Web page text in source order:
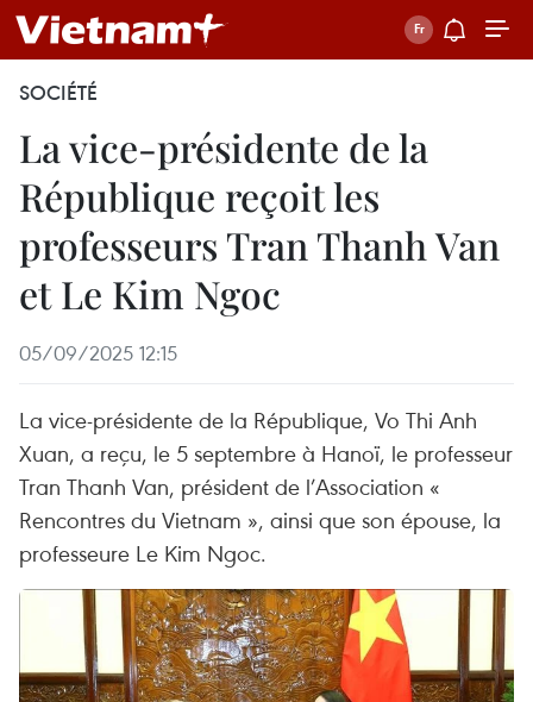
SOCIÉTÉ
La vice-présidente de la
République reçoit les
professeurs Tran Thanh Van
et Le Kim Ngoc
05/09/2025 12:15
La vice-présidente de la République, Vo Thi Anh
Xuan, a reçu, le 5 septembre à Hanoï, le professeur
Tran Thanh Van, président de l’Association «
Rencontres du Vietnam », ainsi que son épouse, la
professeure Le Kim Ngoc.